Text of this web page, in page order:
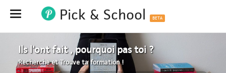
Hide Pick & School BETA
Ils l'ont fait , pourquoi pas toi ?
Recherche et Trouve ta formation !